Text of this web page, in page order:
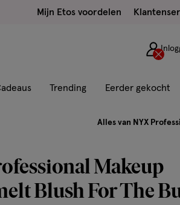
Mijn Etos voordelen
Trending Eerder gekocht
Alles van NYX
Makeup
Blush For The